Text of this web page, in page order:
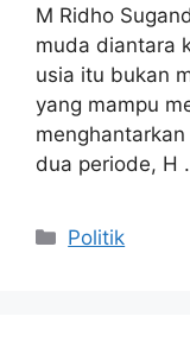
M Ridho
muda diantara
usia itu bukan
yang mampu
dua periode, H
Kategori
Politik